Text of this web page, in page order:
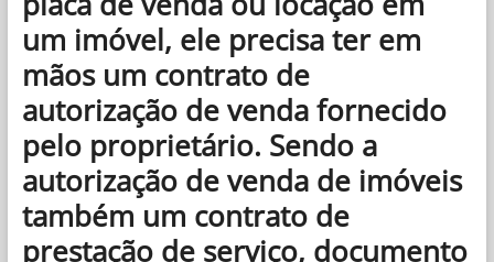
um imóvel, ele precisa ter em
mãos um contrato de
autorização de venda fornecido
pelo proprietário. Sendo a
autorização de venda de imóveis
também um contrato de
prestação de serviço, documento